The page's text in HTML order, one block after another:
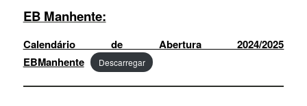
EB Manhente:
Calendário de Abertura 2024/2025
EBManhente
Descarregar